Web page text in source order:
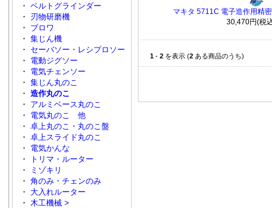
・ ベルトグラインダー
・ 刃物研磨機
・ ブロワ
・ 集じん機
・ セーバソー・レシプロソー
・ 電動ジグソー
・ 電気チェンソー
・ 集じん丸のこ
・ 造作丸のこ
・ アルミベース丸のこ
・ 電気丸のこ 他
・ 卓上丸のこ・丸のこ盤
・ 卓上スライド丸のこ
・ 電気かんな
・
トリマ・ルーター
・
ミゾキリ
・ 角のみ・チェンのみ
・ 大入れルーター
・ 木工機械 >
マキタ 5711C 電子造作用精
30,470円(税
1 - 2 を表示 (2 ある商品のうち)